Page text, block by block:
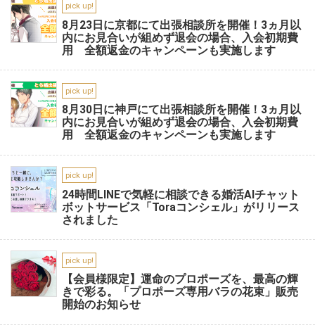
pick up!
8月23日に京都にて出張相談所を開催！3ヵ月以
内にお見合いが組めず退会の場合、入会初期費
用 全額返金のキャンペーンも実施します
pick up!
8月30日に神戸にて出張相談所を開催！3ヵ月以
内にお見合いが組めず退会の場合、入会初期費
用 全額返金のキャンペーンも実施します
pick up!
24時間LINEで気軽に相談できる婚活AIチャット
ボットサービス「Toraコンシェル」がリリース
されました
pick up!
【会員様限定】運命のプロポーズを、最高の輝
きで彩る。「プロポーズ専用バラの花束」販売
開始のお知らせ